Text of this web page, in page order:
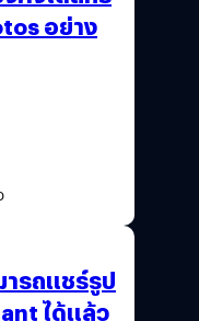
อย่าง
ารถแชร์รูป
ได้แล้ว